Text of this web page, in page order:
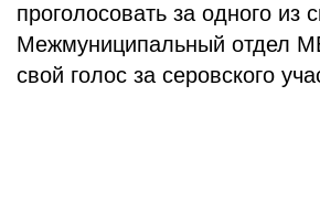
проголосовать за одного из
Межмуниципальный отдел
свой голос за серовского